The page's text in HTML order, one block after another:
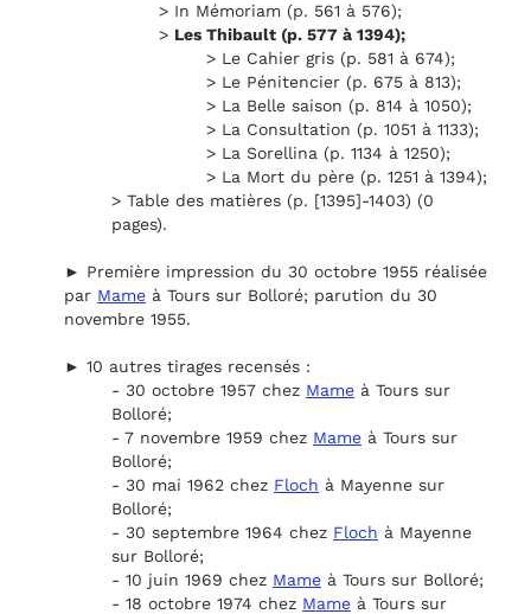
> In Mémoriam (p. 561 à 576);
> Les Thibault (p. 577 à 1394);
> Le Cahier gris (p. 581 à 674);
> Le Pénitencier (p. 675 à 813);
> La Belle saison (p. 814 à 1050);
> La Consultation (p. 1051 à 1133);
> La Sorellina (p. 1134 à 1250);
> La Mort du père (p. 1251 à 1394);
> Table des matières (p. [1395]-1403) (0
pages).
► Première impression du 30 octobre 1955 réalisée
par Mame à Tours sur Bolloré; parution du 30
novembre 1955.
► 10 autres tirages recensés :
- 30 octobre 1957 chez Mame à Tours sur
Bolloré;
- 7 novembre 1959 chez Mame à Tours sur
Bolloré;
- 30 mai 1962 chez Floch à Mayenne sur
Bolloré;
- 30 septembre 1964 chez Floch à Mayenne
sur Bolloré;
- 10 juin 1969 chez Mame à Tours sur Bolloré;
- 18 octobre 1974 chez Mame à Tours sur